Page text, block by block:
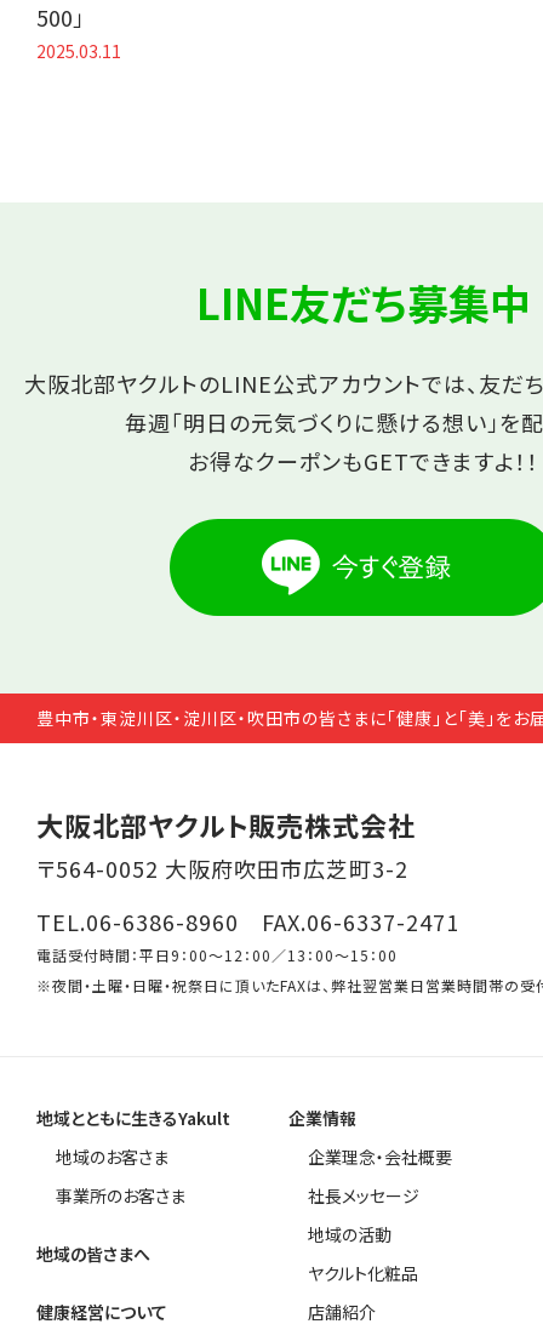
500」
2025.03.11
LINE友だち募集中
大阪北部ヤクルトのLINE公式アカウントでは、友だ
毎週「明日の元気づくりに懸ける想い」を
お得なクーポンもGETできますよ！！
豊中市・東淀川区・淀川区・吹田市の皆さまに「健康」と「美」をお
大阪北部ヤクルト販売株式会社
〒564-0052 大阪府吹田市広芝町3-2
TEL.06-6386-8960 FAX.06-6337-2471
電話受付時間：平日9：00～12：00／13：00～15：00
※夜間・土曜・日曜・祝祭日に頂いたFAXは、弊社翌営業日営業時間帯の受
地域とともに生きるYakult
地域のお客さま
事業所のお客さま
地域の皆さまへ
健康経営について
企業情報
企業理念・会社概要
社長メッセージ
地域の活動
ヤクルト化粧品
店舗紹介